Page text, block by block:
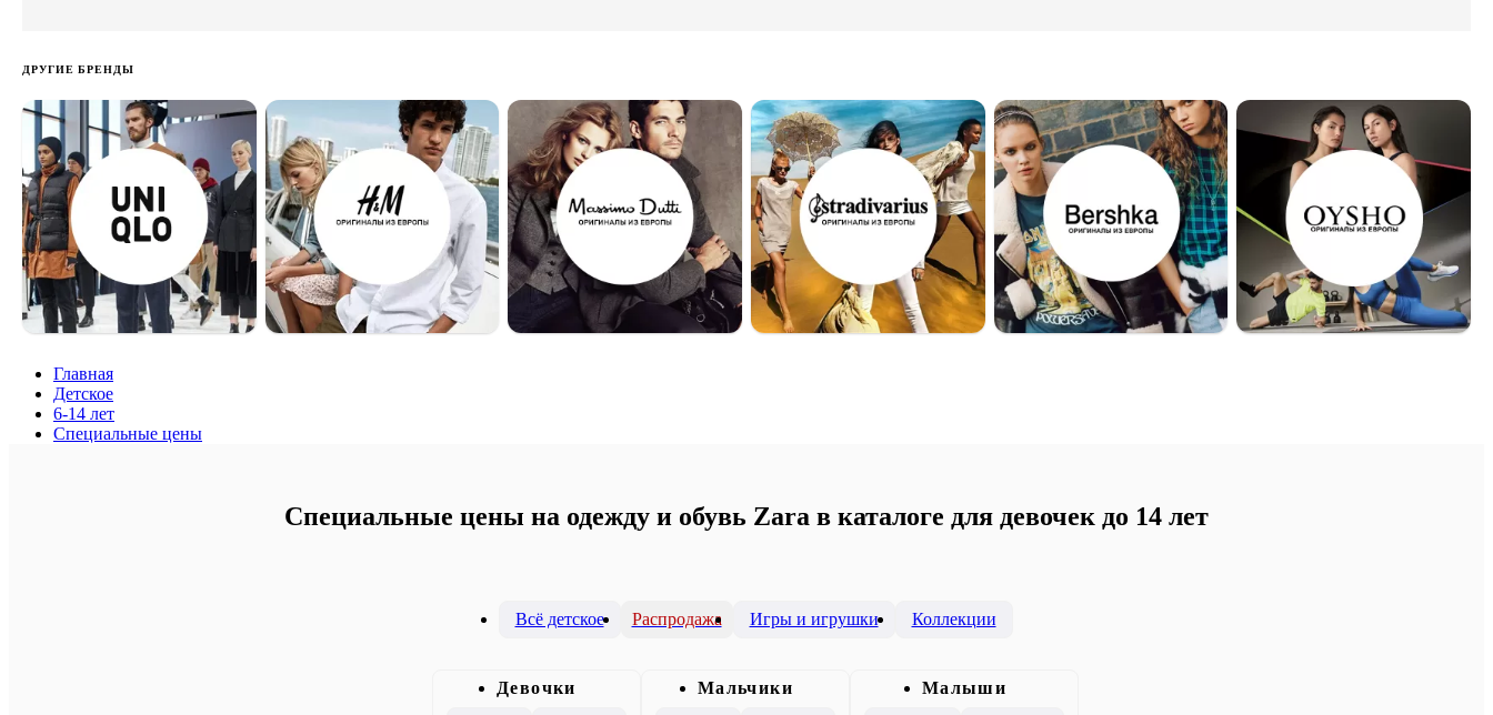
ДРУГИЕ БРЕНДЫ
Главная
Детское
6-14 лет
Специальные цены
Специальные цены на одежду и обувь Zara в каталоге для девочек до 14 лет
Всё детское Распродажа Игры и игрушки Коллекции
Девочки
Mальчики
Малыши